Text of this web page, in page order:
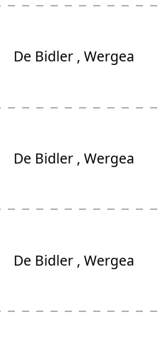
De Bidler , Wergea
De Bidler , Wergea
De Bidler , Wergea